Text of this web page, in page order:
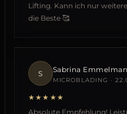
Lifting. Kann ich nur
die Beste 🥰
S Sabrina
MICROBLADING ·
★★★★★
Absolute Empfehlung!